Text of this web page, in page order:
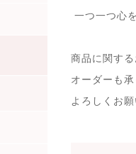
一つ一つ心
商品に関す
オーダーも承
よろしくお願